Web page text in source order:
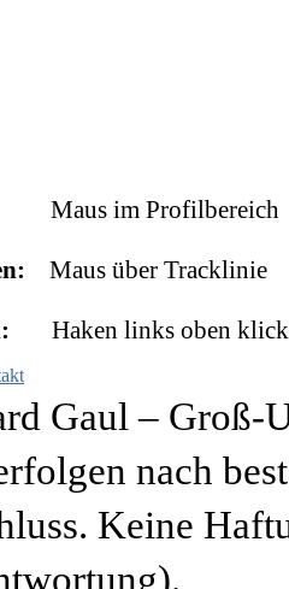
Maus im Profilbereich
Maus über Tracklinie
Haken links oben
Gaul – Groß-
nach
Keine